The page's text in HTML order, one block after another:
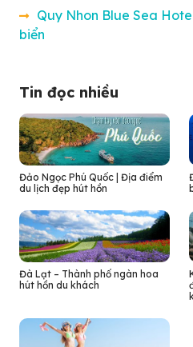
Quy Nhon Blue Sea
biển
Tin đọc nhiều
Đảo Ngọc Phú Quốc | Địa điểm
du lịch đẹp hút hồn
Đà Lạt – Thành phố ngàn hoa
hút hồn du khách